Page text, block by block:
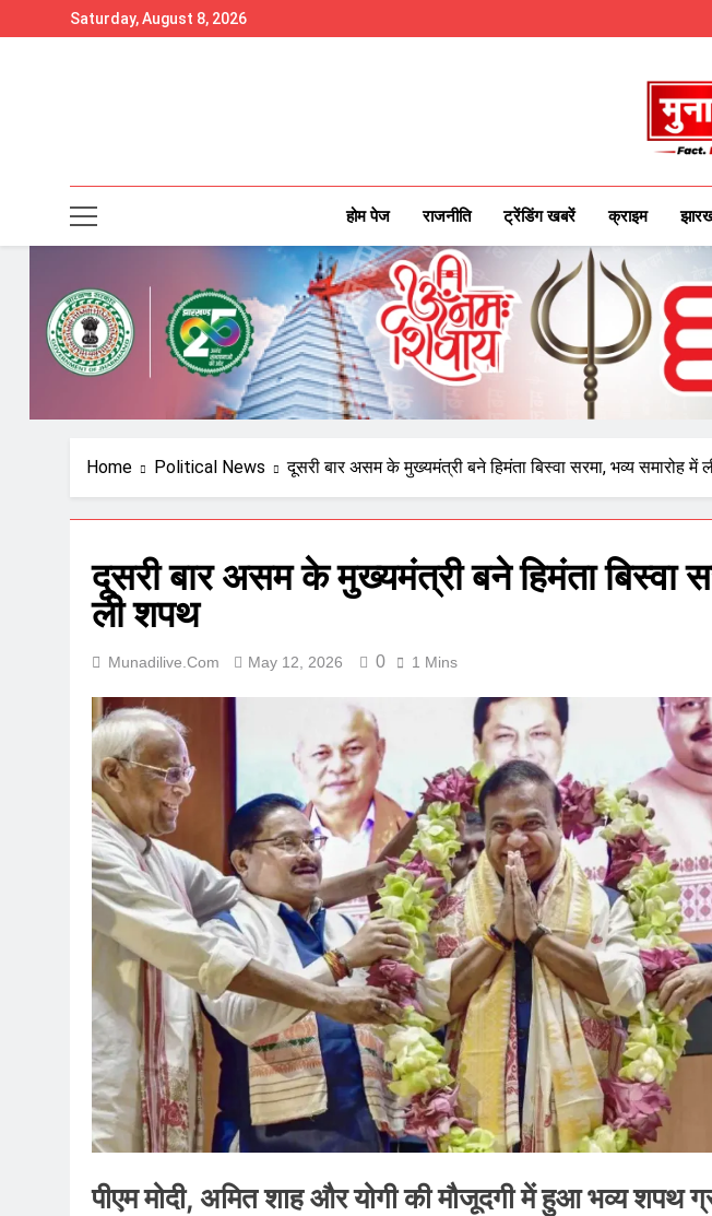
to
Saturday, August 8, 2026
होम पेज राजनीति ट्रेंडिंग खबरें क्राइम
Home Political News दूसरी बार असम के मुख्यमंत्री बने हिमंता बिस्वा सरमा, भव्य समारोह में
दूसरी बार असम के मुख्यमंत्री बने हिमंता बिस्वा
ली शपथ
Munadilive.com May 12, 2026 0 1 Mins
पीएम मोदी, अमित शाह और योगी की मौजूदगी में हुआ भव्य शपथ